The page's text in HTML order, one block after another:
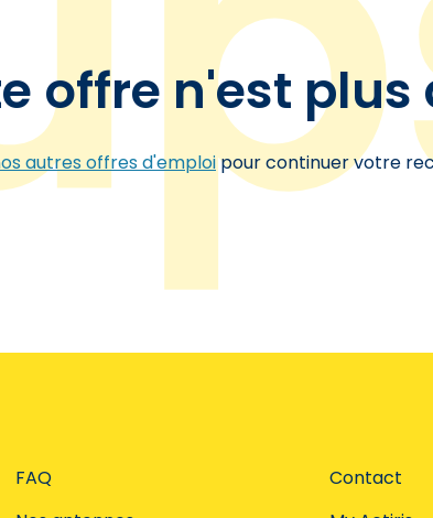
offre n'est plus
autres offres d'emploipour continuer votre
FAQ
Contact